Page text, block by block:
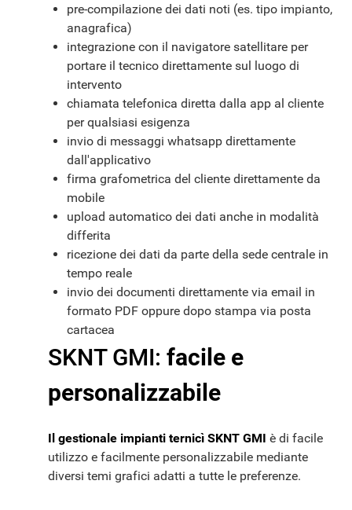
pre-compilazione dei dati noti (es. tipo impianto,
anagrafica)
integrazione con il navigatore satellitare per
portare il tecnico direttamente sul luogo di
intervento
chiamata telefonica diretta dalla app al cliente
per qualsiasi esigenza
invio di messaggi whatsapp direttamente
dall'applicativo
firma grafometrica del cliente direttamente da
mobile
upload automatico dei dati anche in modalità
differita
ricezione dei dati da parte della sede centrale in
tempo reale
invio dei documenti direttamente via email in
formato PDF oppure dopo stampa via posta
cartacea
SKNT GMI: facile e
personalizzabile
Il gestionale impianti ternicì SKNT GMI è di facile
utilizzo e facilmente personalizzabile mediante
diversi temi grafici adatti a tutte le preferenze.